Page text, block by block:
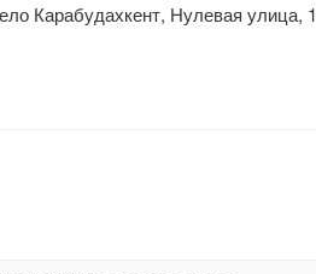
Карабудахкент, Нулевая улица, 1